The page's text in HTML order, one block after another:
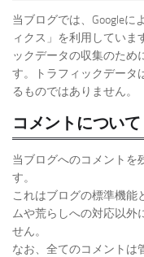
当ブログでは、Googleに
ィクス」を利用していま
ックデータの収集のため
す。トラフィックデータ
るものではありません。
コメントについて
当ブログへのコメントを
す。
これはブログの標準機能
ムや荒らしへの対応以外
せん。
なお、全てのコメントは